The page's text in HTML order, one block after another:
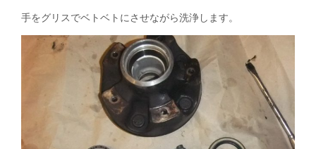
手をグリスでベトベトにさせながら洗浄します。